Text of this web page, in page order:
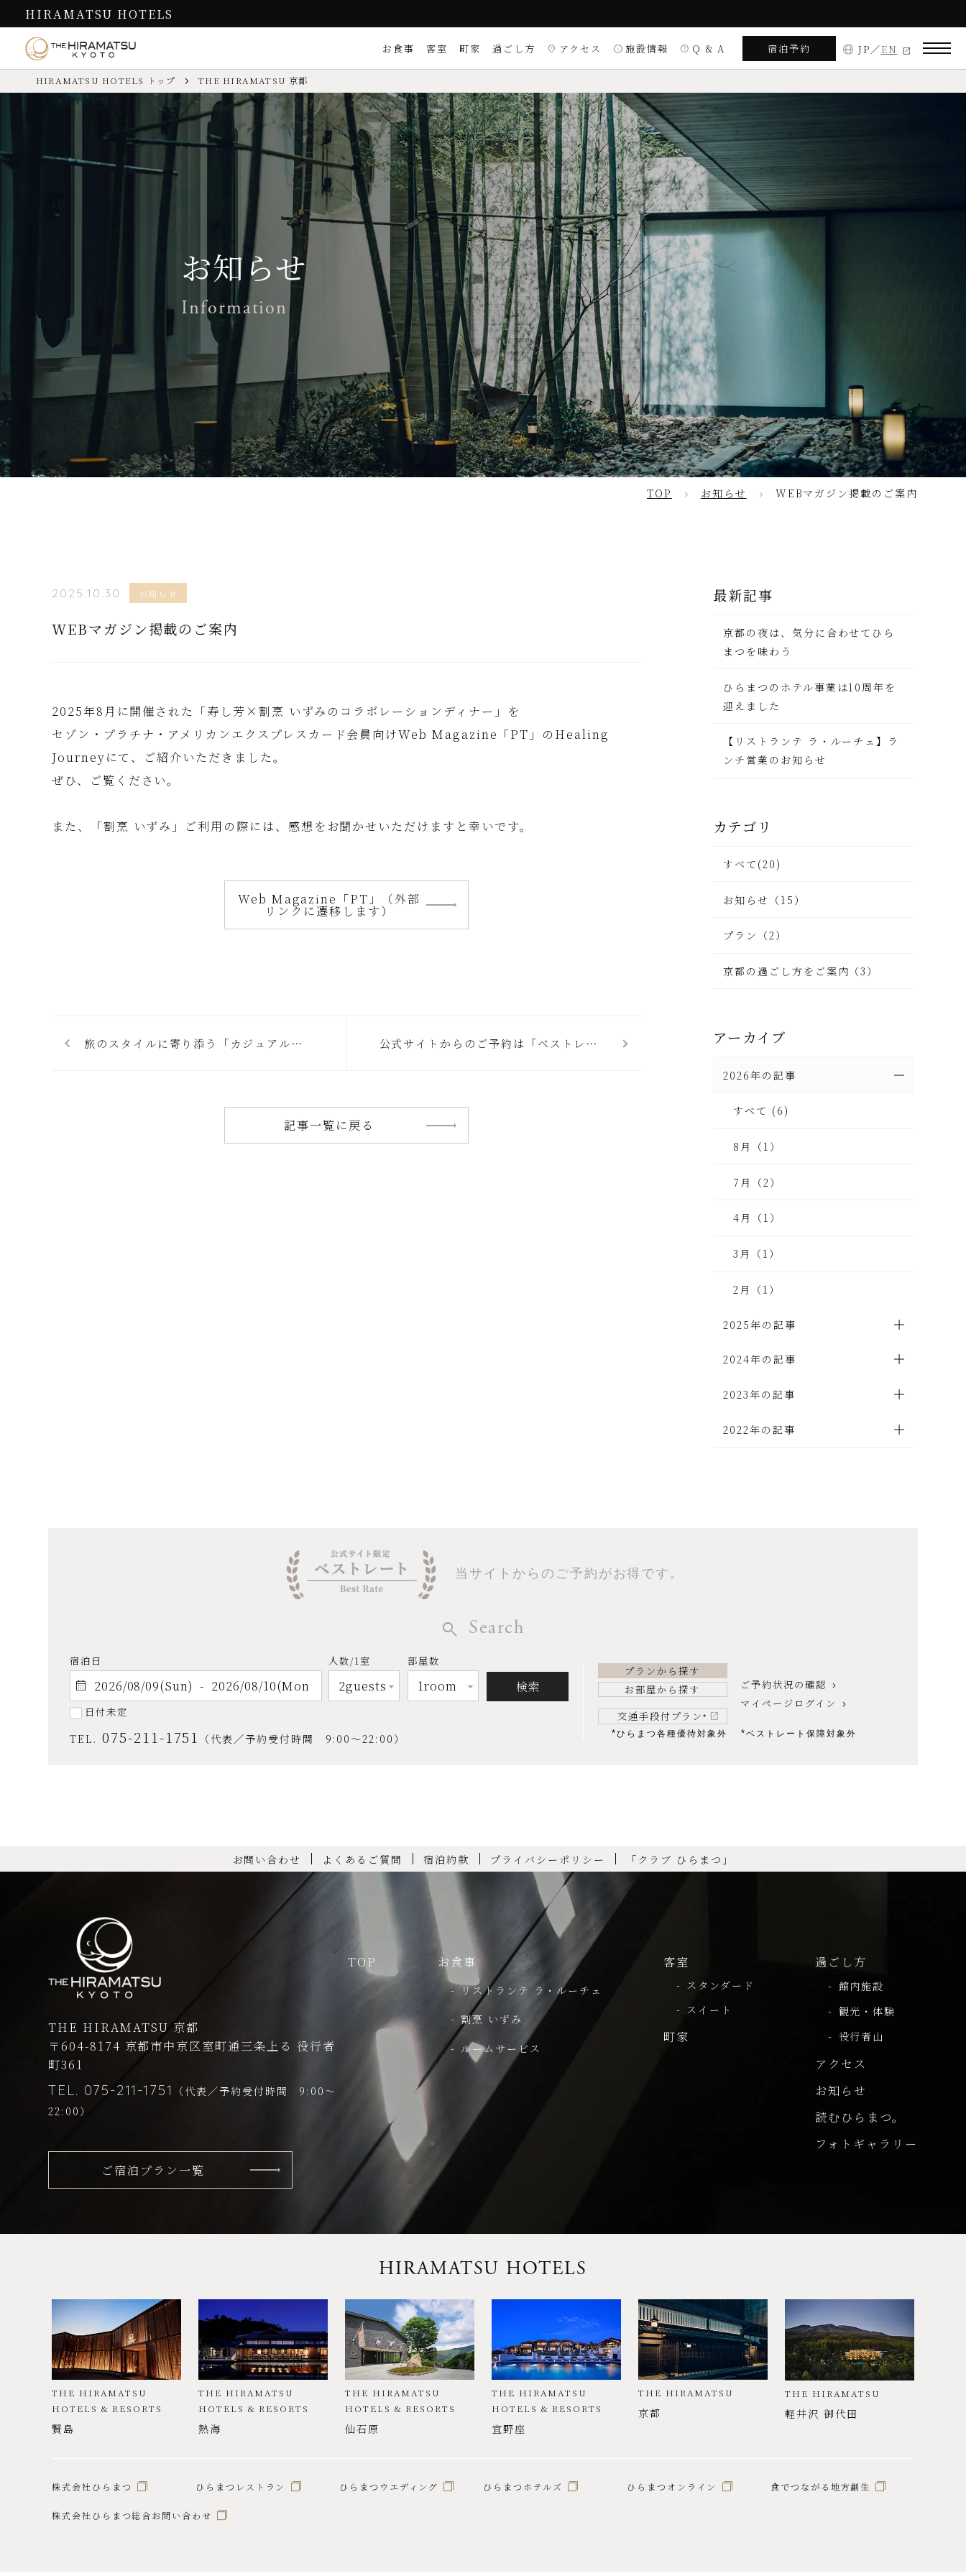
HIRAMATSU HOTELS
お食事
お食事
京町家の美しい空間を活かした
レストランは、イタリア料理と
割烹があります。
リストランテ ラ・ルーチェ
イタリア料理
割烹 いずみ
和食
ルームサービス
客室
Guest Rooms
京都の街中にありながら、54㎡
～104㎡のゆったりとした空間で
す。
スタンダード スイート
町家 過ごし方
過ごし方
How to Spend
館内や近隣での過ごし方、ホテルの
ある役行者山のことをご案内しま
館内施設 観光・体験 役行者山
location_on アクセス info 施設情報
THE HIRAMATSU 京都
TEL.075-211-1751
（代表／予約受付時間 9:00～22:00）
こちら／ よくあるご質問はこちら
【IN】15:00～24:00（夕食付プランは18:30） 【OUT】11:00
お子様
ご宿泊いただけます
VISA／MASTER／JCB／AMEX／DINERS／銀聯
レストラン（日本料理・イタリア料理）
〒604-8174 京都市中京区室町通三条上る 役行者町361
location_on Googleマップを見る
help Q & A 宿泊予約 JP EN
HIRAMATSU HOTELS トップ THE HIRAMATSU 京都
お知らせ
Information
TOP お知らせ WEBマガジン掲載のご案内
2025.10.30 お知らせ
WEBマガジン掲載のご案内
2025年8月に開催された「寿し芳×割烹 いずみのコラボレーションディナー」を
セゾン・プラチナ・アメリカンエクスプレスカード会員向けWeb Magazine「PT」のHealing
Journeyにて、ご紹介いただきました。
ぜひ、ご覧ください。
また、「割烹 いずみ」ご利用の際には、感想をお聞かせいただけますと幸いです。
Web Magazine「PT」（外部
リンクに遷移します）
旅のスタイルに寄り添う「カジュアルス 公式サイトからのご予約は「ベストレー
記事一覧に戻る
最新記事
京都の夜は、気分に合わせてひら
まつを味わう
ひらまつのホテル事業は10周年を
迎えました
【リストランテ ラ・ルーチェ】ラ
ンチ営業のお知らせ
カテゴリ
すべて(20)
お知らせ（15）
プラン（2）
京都の過ごし方をご案内（3）
アーカイブ
2026年の記事
すべて (6)
8月（1）
7月（2）
4月（1）
3月（1）
2月（1）
2025年の記事
2024年の記事
2023年の記事
2022年の記事
当サイトからのご予約がお得です。
Search
宿泊日
日付未定
人数/1室 部屋数
TEL.075-211-1751 （代表／予約受付時間 9:00～22:00）
プランから探す
お部屋から探す
交通手段付プラン*
ご予約状況の確認
マイページログイン
*ひらまつ各種優待対象外 *ベストレート保障対象外
お問い合わせ よくあるご質問 宿泊約款 プライバシーポリシー 「クラブ ひらまつ」
THE HIRAMATSU 京都
〒604-8174 京都市中京区室町通三条上る 役行者
町361
TEL. 075-211-1751
（代表／予約受付時間 9:00～
22:00）
ご宿泊プラン一覧
TOP お食事
リストランテ ラ・ルーチェ
割烹 いずみ
ルームサービス
客室
スタンダード
スイート
町家
過ごし方
館内施設
観光・体験
役行者山
アクセス
お知らせ
読むひらまつ。
フォトギャラリー
HIRAMATSU HOTELS
THE HIRAMATSU
HOTELS & RESORTS
賢島
THE HIRAMATSU
HOTELS & RESORTS
熱海
THE HIRAMATSU
HOTELS & RESORTS
仙石原
THE HIRAMATSU
HOTELS & RESORTS
宜野座
THE HIRAMATSU
京都
THE HIRAMATSU
軽井沢 御代田
株式会社ひらまつ ひらまつレストラン ひらまつウエディング ひらまつホテルズ ひらまつオンライン 食でつながる地方創生
株式会社ひらまつ総合お問い合わせ